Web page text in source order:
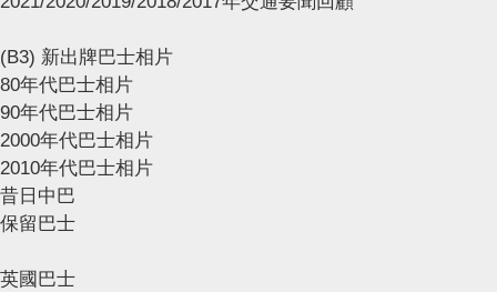
(B3) 新出牌巴士相片
80年代巴士相片
90年代巴士相片
2000年代巴士相片
2010年代巴士相片
昔日中巴
保留巴士
英國巴士